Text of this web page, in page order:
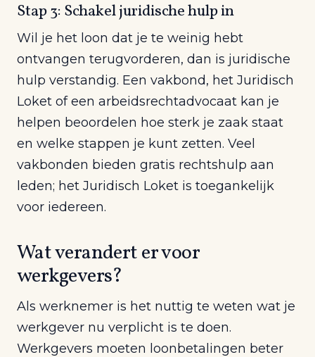
Stap 3: Schakel juridische hulp in
Wil je het loon dat je te weinig hebt
ontvangen terugvorderen, dan is juridische
hulp verstandig. Een vakbond, het Juridisch
Loket of een arbeidsrechtadvocaat kan je
helpen beoordelen hoe sterk je zaak staat
en welke stappen je kunt zetten. Veel
vakbonden bieden gratis rechtshulp aan
leden; het Juridisch Loket is toegankelijk
voor iedereen.
Wat verandert er voor
werkgevers?
Als werknemer is het nuttig te weten wat je
werkgever nu verplicht is te doen.
Werkgevers moeten loonbetalingen beter